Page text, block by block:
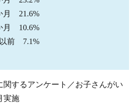
月 21.6%
月 10.6%
前 7.1%
するアンケート／お子さんがい
実施